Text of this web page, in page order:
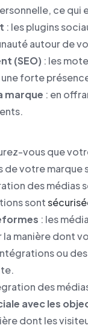
ce qui
: les plugins
autour de
(SEO) : les
forte
marque : en
vous que
de votre
des médias
sont
: les
la manière dont
ou
des
avec les
dont les